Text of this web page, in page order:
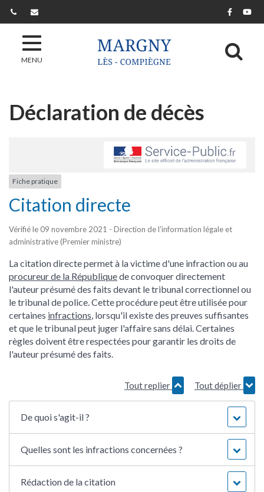
Lien
MENU
Déclaration de décès
Fiche pratique
Citation directe
Vérifié le 09 novembre 2021 - Direction de l'information légale et
administrative (Premier ministre)
La citation directe permet à la victime d'une infraction ou au
procureur de la Républiquede convoquer directement
l'auteur présumé des faits devant le tribunal correctionnel ou
le tribunal de police. Cette procédure peut être utilisée pour
certaines infractions, lorsqu'il existe des preuves suffisantes
et que le tribunal peut juger l'affaire sans délai. Certaines
règles doivent être respectées pour garantir les droits de
l'auteur présumé des faits.
Tout replier Tout déplier
De quoi s'agit-il ?
Quelles sont les infractions concernées ?
Rédaction de la citation